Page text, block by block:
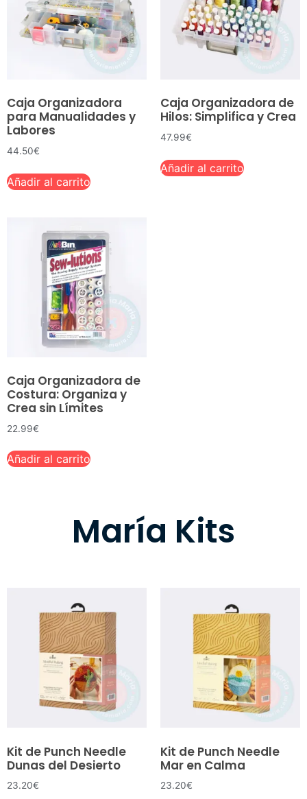
Caja Organizadora
para Manualidades y
Labores
44.50€
Añadir al carrito
Caja Organizadora de
Hilos: Simplifica y Crea
47.99€
Añadir al carrito
Caja Organizadora de
Costura: Organiza y
Crea sin Límites
22.99€
Añadir al carrito
María Kits
Kit de Punch Needle
Dunas del Desierto
23.20€
Kit de Punch Needle
Mar en Calma
23.20€